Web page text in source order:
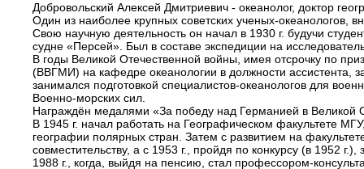
Добровольский Алексей Дмитриевич - океанолог, доктор
Один из наиболее крупных советских ученых-океанологов,
Свою научную деятельность он начал в 1930 г. будучи
судне «Персей». Был в составе экспедиции на
В годы Великой Отечественной войны, имея отсрочку по
(ВВГМИ) на кафедре океанологии в должности ассистента,
занимался подготовкой специалистов-океанологов для
Военно-морских сил.
Награждён медалями «За победу над Германией в Великой
В 1945 г. начал работать на Географическом факультете
географии полярных стран. Затем с развитием на
совместительству, а с 1953 г., пройдя по конкурсу (в 1952
1988 г., когда, выйдя на пенсию, стал профессором-